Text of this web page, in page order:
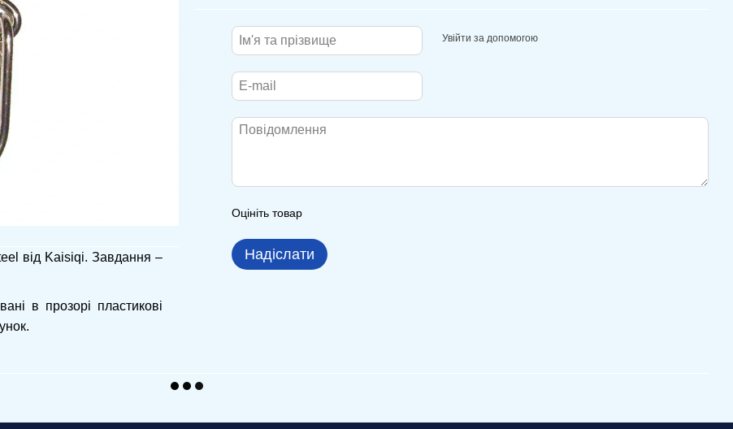
від Kaisiqi. Завдання –
в прозорі пластикові
Увійти за допомогою
Оцініть товар
Надіслати